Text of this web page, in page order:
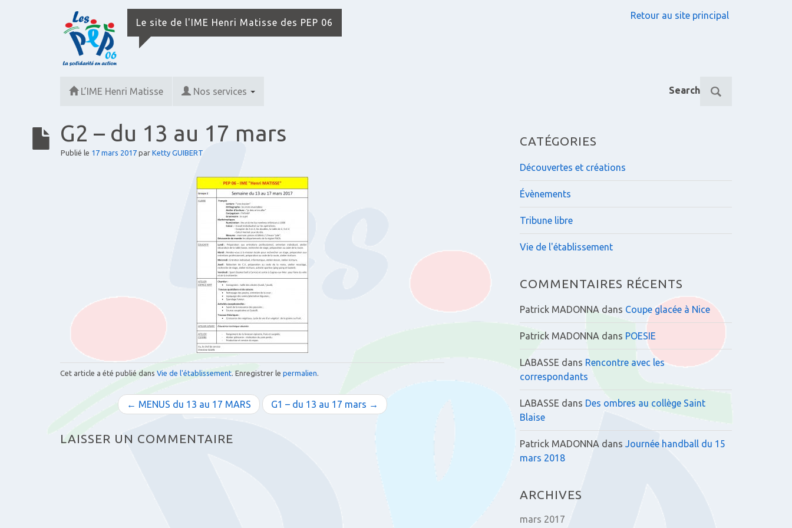
Le site de l'IME Henri Matisse des PEP 06
Retour au site principal
L’IME Henri Matisse Nos services
e
Search
G2 – du 13 au 17 mars
Publié le 17 mars 2017 par Ketty GUIBERT
Cet article a été publié dans Vie de l'établissement. Enregistrer le permalien.
a
← MENUS du 13 au 17 MARS G1 – du 13 au 17 mars →
LAISSER UN COMMENTAIRE
CATÉGORIES
Découvertes et créations
Évènements
Tribune libre
Vie de l'établissement
COMMENTAIRES RÉCENTS
Patrick MADONNA dans Coupe glacée à Nice
Patrick MADONNA dans POESIE
LABASSE dans Rencontre avec les
correspondants
LABASSE dans Des ombres au collège Saint
Blaise
Patrick MADONNA dans Journée handball du 15
mars 2018
ARCHIVES
mars 2017